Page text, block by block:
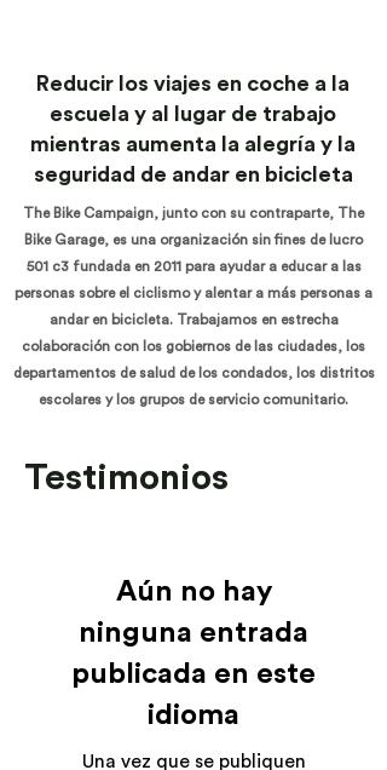
Reducir los viajes en coche a la
escuela y al lugar de trabajo
mientras aumenta la alegría y la
seguridad de andar en bicicleta
The Bike Campaign, junto con su contraparte, The
Bike Garage, es una organización sin fines de lucro
501 c3 fundada en 2011 para ayudar a educar a las
personas sobre el ciclismo y alentar a más personas a
andar en bicicleta. Trabajamos en estrecha
colaboración con los gobiernos de las ciudades, los
departamentos de salud de los condados, los distritos
escolares y los grupos de servicio comunitario.
Testimonios
Aún no hay
ninguna entrada
publicada en este
idioma
Una vez que se publiquen